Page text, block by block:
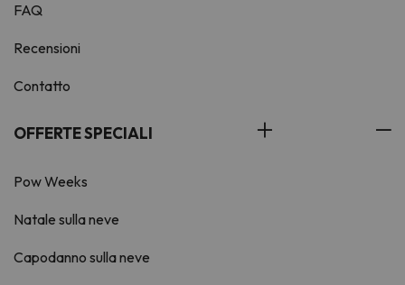
FAQ
Recensioni
Contatto
OFFERTE SPECIALI
Pow Weeks
Natale sulla neve
Capodanno sulla neve